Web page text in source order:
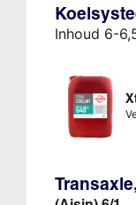
Inhoud 6-